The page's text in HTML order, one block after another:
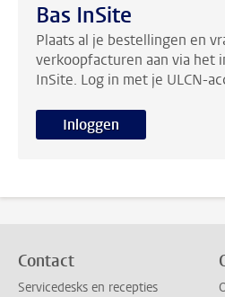
Bas InSite
Plaats al je bestellingen en
verkoopfacturen aan via het
InSite. Log in met je ULCN-
Inloggen
Contact
Servicedesks en recepties